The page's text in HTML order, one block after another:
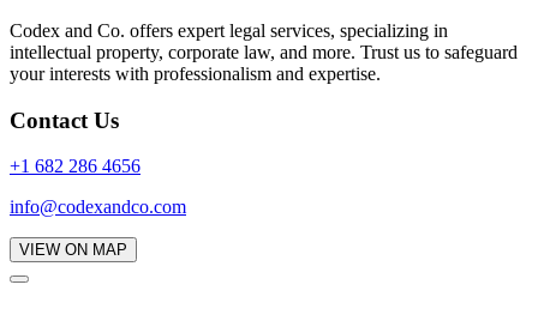
Codex and Co. offers expert legal services, specializing in
intellectual property, corporate law, and more. Trust us to safeguard
your interests with professionalism and expertise.
Contact Us
+1 682 286 4656
info@codexandco.com
VIEW ON MAP